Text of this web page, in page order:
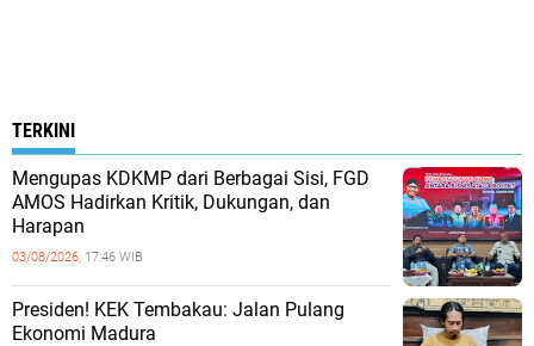
TERKINI
Mengupas KDKMP dari Berbagai Sisi, FGD
AMOS Hadirkan Kritik, Dukungan, dan
Harapan
03/08/2026, 17:46 WIB
Presiden! KEK Tembakau: Jalan Pulang
Ekonomi Madura